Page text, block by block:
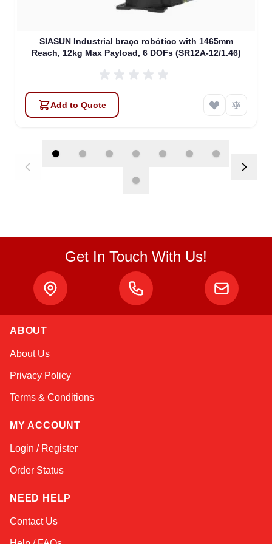
SIASUN Industrial braço robótico with 1465mm
Reach, 12kg Max Payload, 6 DOFs (SR12A-12/1.46)
Add to Quote
Get In Touch With Us!
ABOUT
About Us
Privacy Policy
Terms & Conditions
MY ACCOUNT
Login / Register
Order Status
NEED HELP
Contact Us